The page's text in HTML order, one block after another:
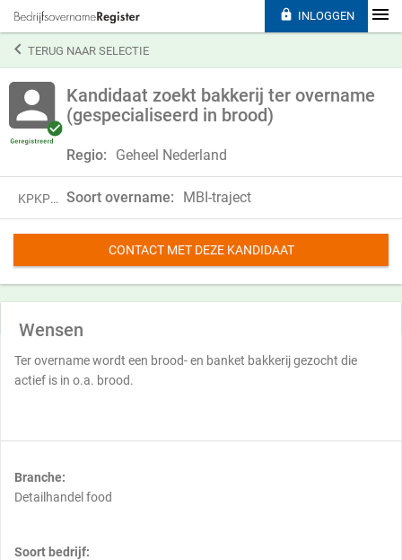
TERUG NAAR SELECTIE
Kandidaat zoekt bakkerij ter overname
(gespecialiseerd in brood)
Regio: Geheel Nederland
KPKP19MLB90X Soort overname: MBI-traject
CONTACT MET DEZE KANDIDAAT
Wensen
Ter overname wordt een brood- en banket bakkerij gezocht die
actief is in o.a. brood.
Branche:
Detailhandel food
Soort bedrijf:
 INLOGGEN